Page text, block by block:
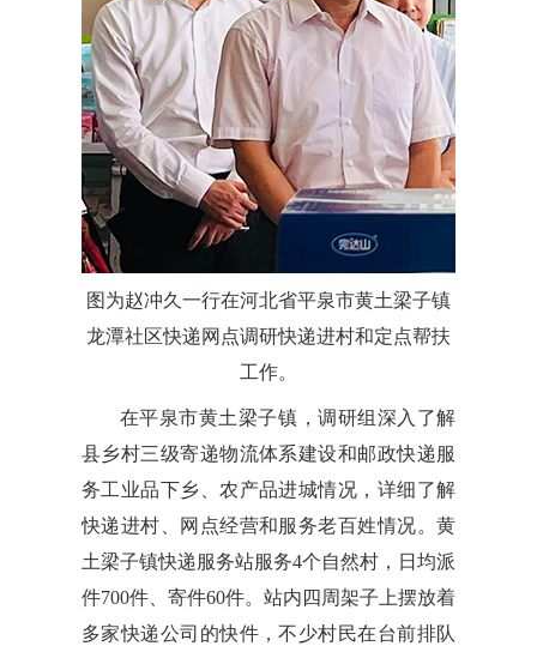
图为赵冲久一行在河北省平泉市黄土梁子镇
龙潭社区快递网点调研快递进村和定点帮扶
工作。
在平泉市黄土梁子镇，调研组深入了解
县乡村三级寄递物流体系建设和邮政快递服
务工业品下乡、农产品进城情况，详细了解
快递进村、网点经营和服务老百姓情况。黄
土梁子镇快递服务站服务4个自然村，日均派
件700件、寄件60件。站内四周架子上摆放着
多家快递公司的快件，不少村民在台前排队